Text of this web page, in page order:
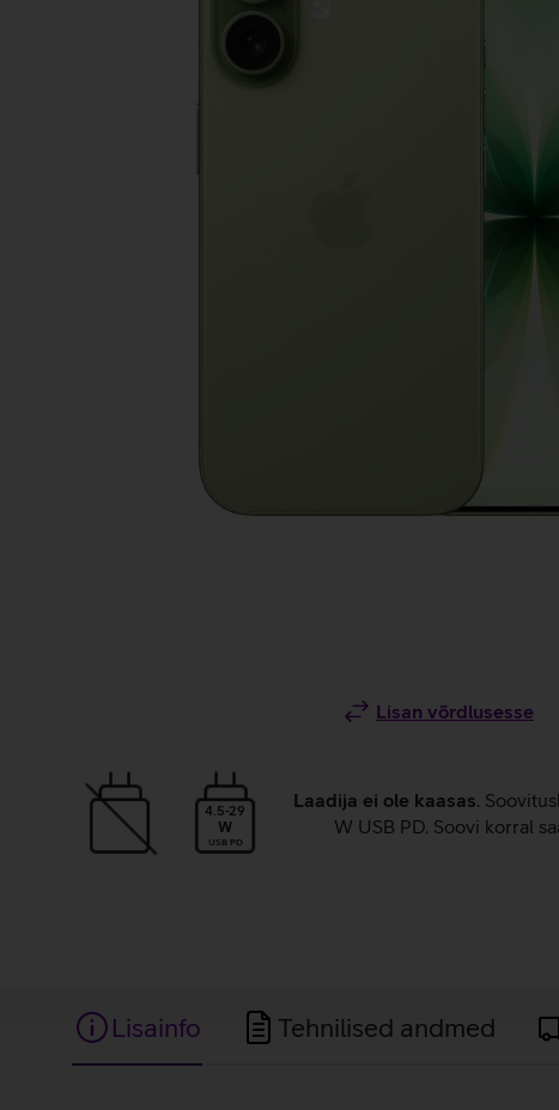
Lisan võrdlusesse
4.5-29
W
USB PD
Laadija ei ole kaasas.
W USB PD. Soovi korral
Lisainfo Tehnilised andmed